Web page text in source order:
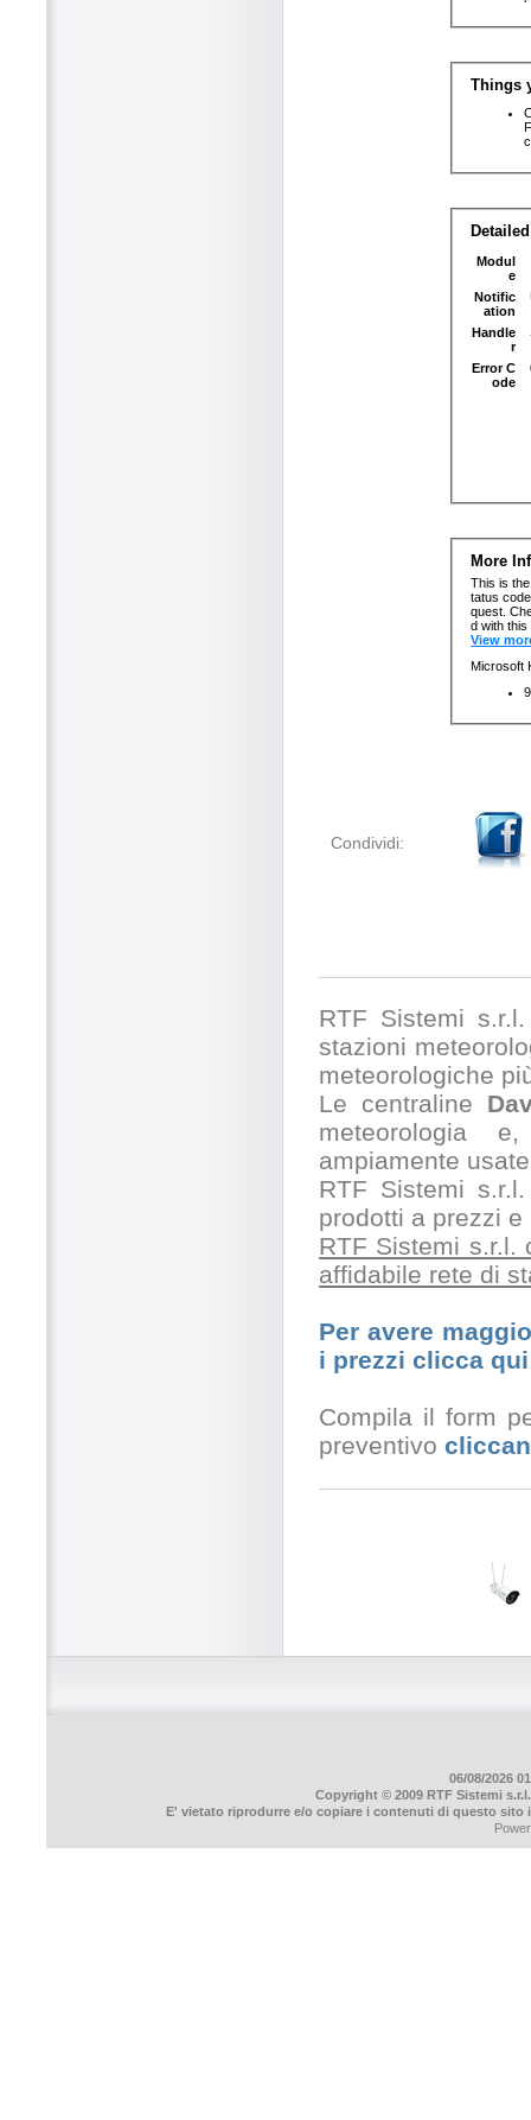
Condividi:
RTF Sistemi
stazioni
meteorologiche
Le centraline
meteorologia
ampiamente
RTF Sistemi
prodotti a prezzi
RTF Sistemi s.r.l.
affidabile rete di
Per avere
i prezzi clicca qui
Compila il form
preventivo
06/08/2026
Copyright © 2009 RTF Sistemi
E' vietato riprodurre e/o copiare i contenuti di questo